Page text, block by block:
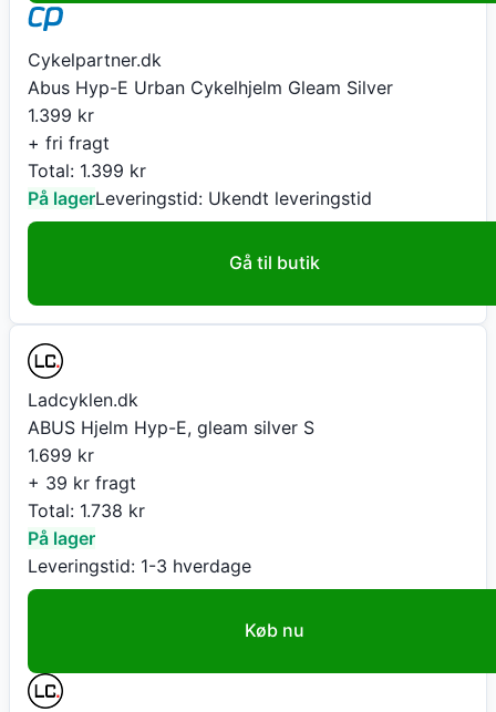
Cykelpartner.dk
Abus Hyp-E Urban Cykelhjelm Gleam Silver
1.399 kr
+ fri fragt
Total: 1.399 kr
På lagerLeveringstid: Ukendt leveringstid
Gå til butik
Ladcyklen.dk
ABUS Hjelm Hyp-E, gleam silver S
1.699 kr
+ 39 kr fragt
Total: 1.738 kr
På lager
Leveringstid: 1-3 hverdage
Køb nu